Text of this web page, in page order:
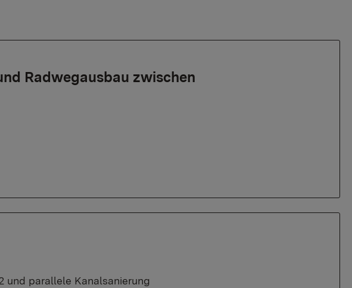
Radwegausbau zwischen
und parallele Kanalsanierung